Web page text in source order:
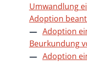
Umwandlung
Adoption
Adoption
Beurkundung
Adoption